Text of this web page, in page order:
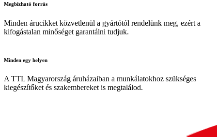
Megbízható forrás
Minden árucikket közvetlenül a gyártótól rendelünk meg, ezért a
kifogástalan minőséget garantálni tudjuk.
Minden egy helyen
A TTL Magyarország áruházaiban a munkálatokhoz szükséges
kiegészítőket és szakembereket is megtalálod.